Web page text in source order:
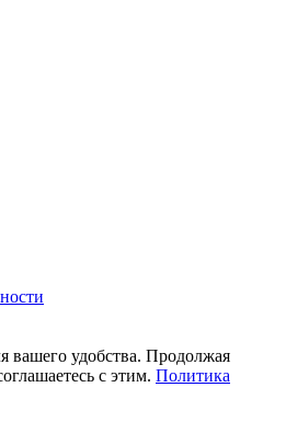
вашего удобства. Продолжая
с этим. Политика